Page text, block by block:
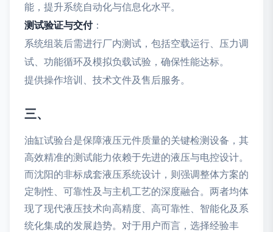
能，提升系统自动化与信息化水平。
测试验证与交付：
系统组装后需进行厂内测试，包括空载运行、压力调
试、功能循环及模拟负载试验，确保性能达标。
提供操作培训、技术文件及售后服务。
三、
油缸试验台是保障液压元件质量的关键检测设备，其
高效精准的测试能力依赖于先进的液压与电控设计。
而沈阳的非标成套液压系统设计，则强调整体方案的
定制性、可靠性及与主机工艺的深度融合。两者均体
现了现代液压技术向高精度、高可靠性、智能化及系
统化集成的发展趋势。对于用户而言，选择经验丰